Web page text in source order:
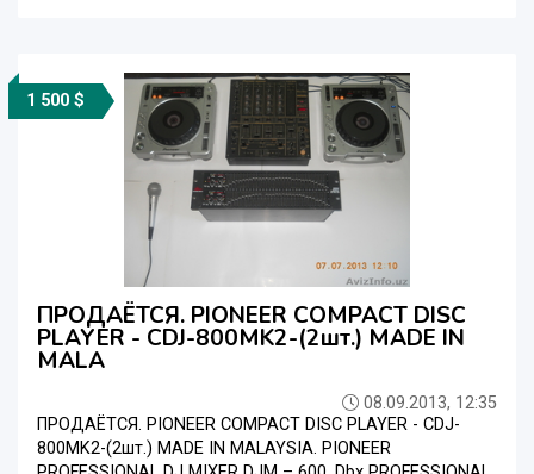
1 500 $
ПРОДАЁТСЯ. PIONEER COMPACT DISC
PLAYER - CDJ-800MK2-(2шт.) MADE IN
MALA
08.09.2013, 12:35
ПРОДАЁТСЯ. PIONEER COMPACT DISC PLAYER - CDJ-
800MK2-(2шт.) MADE IN MALAYSIA. PIONEER